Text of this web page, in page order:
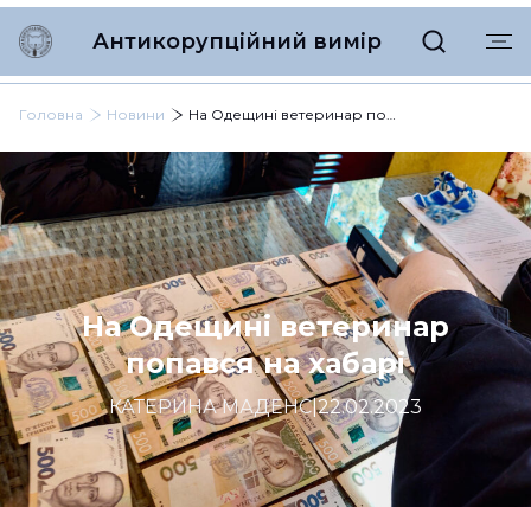
Антикорупційний вимір
Головна Новини На Одещині ветеринар попався на хабарі
На Одещині ветеринар
попався на хабарі
КАТЕРИНА МАДЕНС|22.02.2023